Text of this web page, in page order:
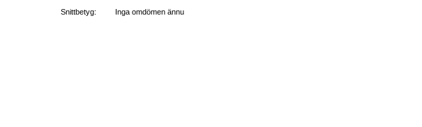
Snittbetyg:
Inga omdömen ännu